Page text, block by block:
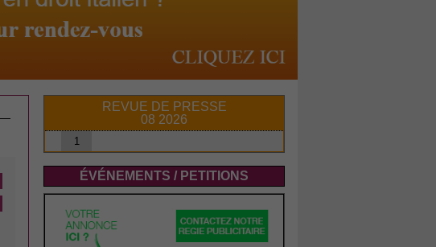
REVUE DE PRESSE
08 2026
1
ÉVÉNEMENTS / PETITIONS